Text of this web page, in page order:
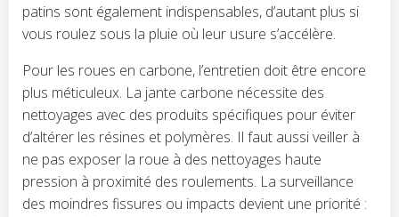
patins sont également indispensables, d’autant plus si
vous roulez sous la pluie où leur usure s’accélère.
Pour les roues en carbone, l’entretien doit être encore
plus méticuleux. La jante carbone nécessite des
nettoyages avec des produits spécifiques pour éviter
d’altérer les résines et polymères. Il faut aussi veiller à
ne pas exposer la roue à des nettoyages haute
pression à proximité des roulements. La surveillance
des moindres fissures ou impacts devient une priorité :